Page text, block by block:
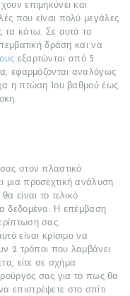
επιμηκύνει και
που είναι πολύ μεγάλες
τα κάτω. Σε αυτά τα
δράση και να
εξαρτώνται από 5
εφαρμόζονται αναλόγως
η πτώση 1ου βαθμού έως
στον πλαστικό
μια προσεχτική ανάλυση
είναι το τελικό
δεδομένα. Η επέμβαση
σας.
είναι κρίσιμο να
2 τρόποι που λαμβάνει
είτε σε σχήμα
σας για το πως θα
επιστρέψετε στο σπίτι